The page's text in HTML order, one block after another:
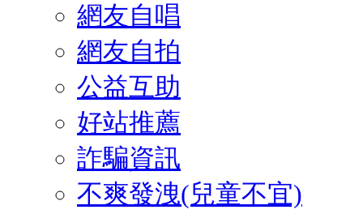
網友自唱
網友自拍
公益互助
好站推薦
詐騙資訊
不爽發洩(兒童不宜)